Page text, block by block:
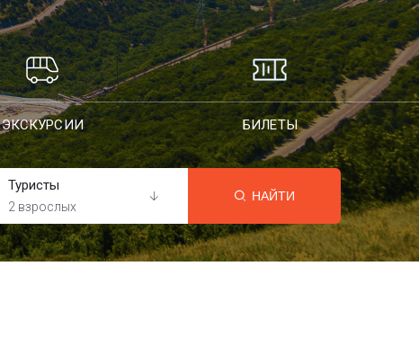
ЭКСКУРСИИ БИЛЕТЫ
Туристы
2 взрослых
НАЙТИ